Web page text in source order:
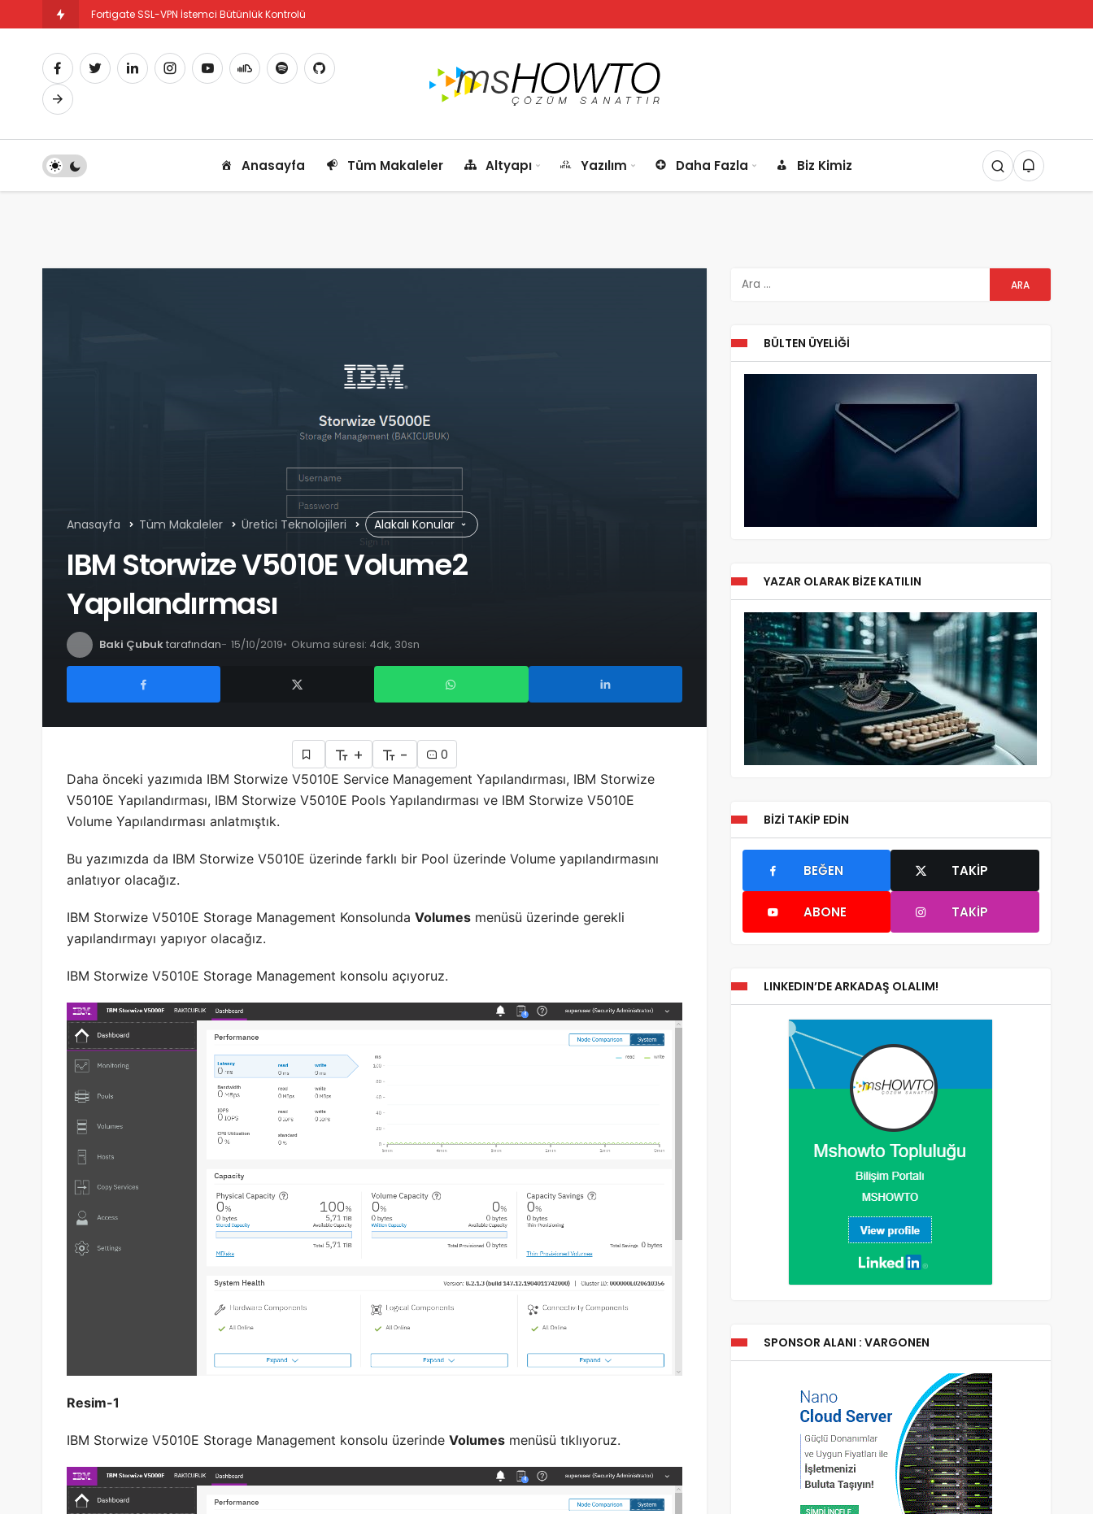
Fortigate SSL-VPN İstemci Bütünlük Kontrolü
Anasayfa Tüm Makaleler Altyapı Yazılım Daha Fazla Biz Kimiz
Anasayfa Tüm Makaleler Üretici Teknolojileri Alakalı Konular
IBM Storwize V5010E Volume2
Yapılandırması
Baki Çubuktarafından 15/10/2019 Okuma süresi: 4dk, 30sn
+ -
0
Daha önceki yazımıda IBM Storwize V5010E Service Management Yapılandırması, IBM Storwize
V5010E Yapılandırması, IBM Storwize V5010E Pools Yapılandırması ve IBM Storwize V5010E
Volume Yapılandırması anlatmıştık.
Bu yazımızda da IBM Storwize V5010E üzerinde farklı bir Pool üzerinde Volume yapılandırmasını
anlatıyor olacağız.
IBM Storwize V5010E Storage Management Konsolunda Volumes menüsü üzerinde gerekli
yapılandırmayı yapıyor olacağız.
IBM Storwize V5010E Storage Management konsolu açıyoruz.
Resim-1
IBM Storwize V5010E Storage Management konsolu üzerinde Volumes menüsü tıklıyoruz.
BÜLTEN ÜYELIĞI
YAZAR OLARAK BIZE KATILIN
BIZI TAKIP EDIN
BEĞEN TAKIP
ABONE TAKIP
LINKEDIN’DE ARKADAŞ OLALIM!
SPONSOR ALANI : VARGONEN